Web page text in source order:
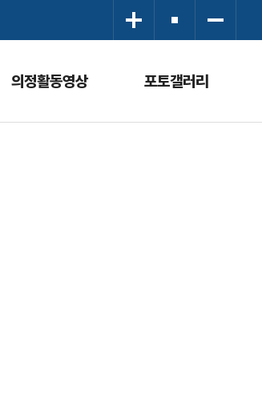
의정활동영상 포토갤러리